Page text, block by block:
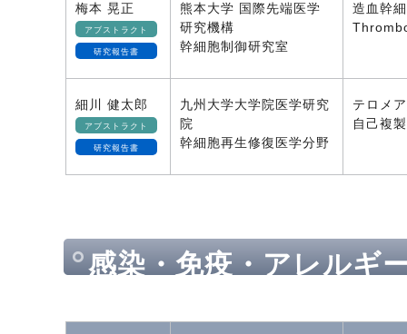
梅本 晃正
アブストラクト
研究報告書
熊本大学 国際先端医学
研究機構
幹細胞制御研究室
造血幹
細川 健太郎
アブストラクト
研究報告書
九州大学大学院医学研究
院
幹細胞再生修復医学分野
テロメ
自己複
感染・免疫・アレルギ